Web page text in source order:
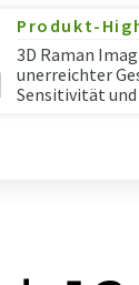
Produkt-
3D Raman
unerreichter
Sensitivität